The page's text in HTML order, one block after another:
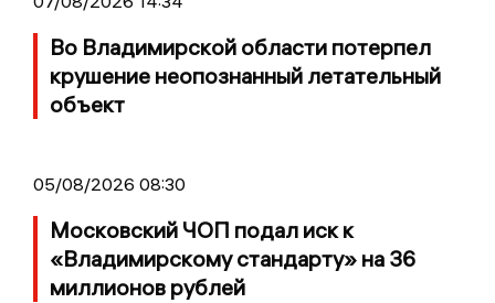
Во Владимирской области потерпел
крушение неопознанный летательный
объект
05/08/2026 08:30
Московский ЧОП подал иск к
«Владимирскому стандарту» на 36
миллионов рублей